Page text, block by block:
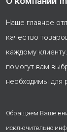
Наше главное
качество
каждому
помогут вам
необходимы для
Обращаем Ваше
исключительно